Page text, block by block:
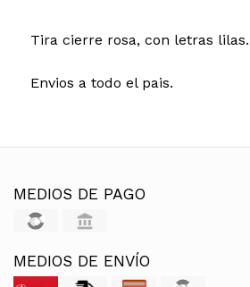
Tira cierre rosa, con letras lilas.
Envios a todo el pais.
MEDIOS DE PAGO
MEDIOS DE ENVÍO